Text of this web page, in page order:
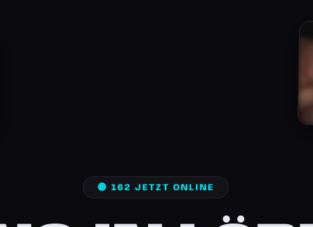
🔴 162 JETZT ONLINE